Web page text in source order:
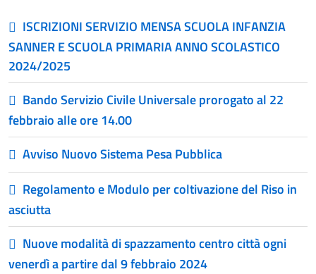
ISCRIZIONI SERVIZIO MENSA SCUOLA INFANZIA
SANNER E SCUOLA PRIMARIA ANNO SCOLASTICO
2024/2025
Bando Servizio Civile Universale prorogato al 22
febbraio alle ore 14.00
Avviso Nuovo Sistema Pesa Pubblica
Regolamento e Modulo per coltivazione del Riso in
asciutta
Nuove modalità di spazzamento centro città ogni
venerdì a partire dal 9 febbraio 2024